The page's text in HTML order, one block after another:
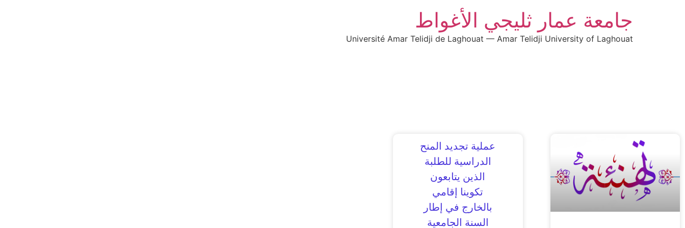
جامعة عمار ثليجي الأغواط
Université Amar Telidji de Laghouat — Amar Telidji University of Laghouat
عملية تجديد المنح
الدراسية للطلبة
الذين يتابعون
تكوينا إقامي
بالخارج في إطار
السنة الجامعية